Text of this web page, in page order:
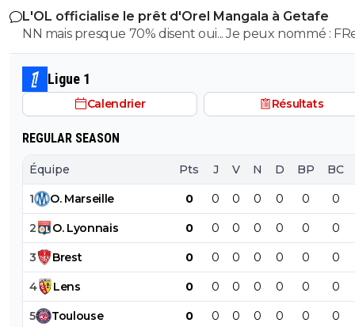
L'OL officialise le prêt d'Orel Mangala à Getafe
NN mais presque 70% disent oui... Je peux nommé : FRed
Piquionne, Youssouf Koné, Fabian Monzon, Djamel
Benlamri, Slimani (Ballon d'or d'après NAbil Djelit), Nadir
Beladj, John Mensah, Kader Keita et le nomber one :
Gourcuff. Donc dire que Mangala est dans le top 5 des
Ligue 1
Calendrier Résultats
REGULAR SEASON
Équipe Pts J V N D BP BC
1 O. Marseille 0 0 0 0 0 0 0
2 O. Lyonnais 0 0 0 0 0 0 0
3 Brest 0 0 0 0 0 0 0
4 Lens 0 0 0 0 0 0 0
5 Toulouse 0 0 0 0 0 0 0